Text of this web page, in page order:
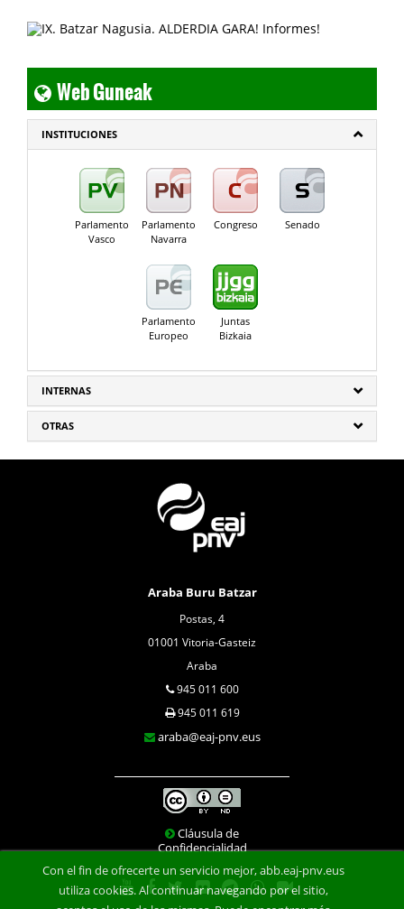
Web Guneak
INSTITUCIONES
Parlamento
Vasco
Parlamento
Navarra
Congreso Senado
Parlamento
Europeo
Juntas
Bizkaia
INTERNAS
OTRAS
Araba Buru Batzar
Postas, 4
01001 Vitoria-Gasteiz
Araba
945 011 600
945 011 619
araba@eaj-pnv.eus
Cláusula de
Confidencialidad
Con el fin de ofrecerte un servicio mejor, abb.eaj-pnv.eus
utiliza cookies. Al continuar navegando por el sitio,